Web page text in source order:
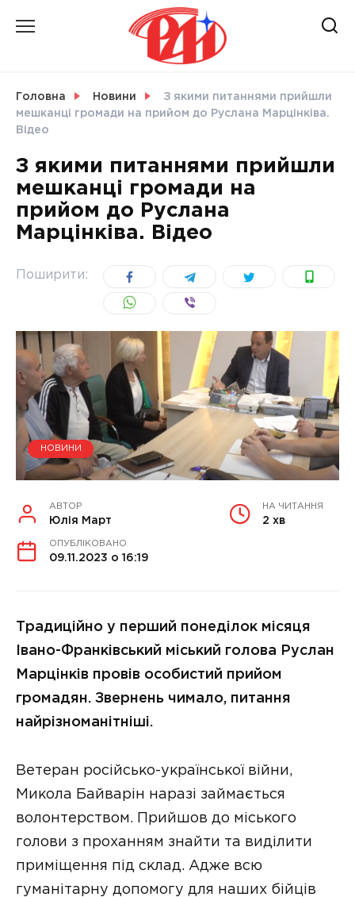
СВІТ
УКРАЇНА
Головна Новини
З якими питаннями прийшли
мешканці громади на прийом до Руслана Марцінківа.
Відео
З якими питаннями прийшли
мешканці громади на
прийом до Руслана
Марцінківа. Відео
Поширити:
НОВИНИ
АВТОР
Юлія Март
НА ЧИТАННЯ
2 хв
ОПУБЛІКОВАНО
09.11.2023 о 16:19
Традиційно у перший понеділок місяця
Івано-Франківський міський голова Руслан
Марцінків провів особистий прийом
громадян. Звернень чимало, питання
найрізноманітніші.
Ветеран російсько-української війни,
Микола Байварін наразі займається
волонтерством. Прийшов до міського
голови з проханням знайти та виділити
приміщення під склад. Адже всю
гуманітарну допомогу для наших бійців